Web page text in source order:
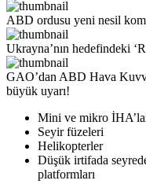
ABD ordusu yeni nesil
Ukrayna’nın hedefindeki
GAO’dan ABD Hava
büyük uyarı!
Mini ve mikro
Seyir füzeleri
Helikopterler
Düşük irtifada
platformları